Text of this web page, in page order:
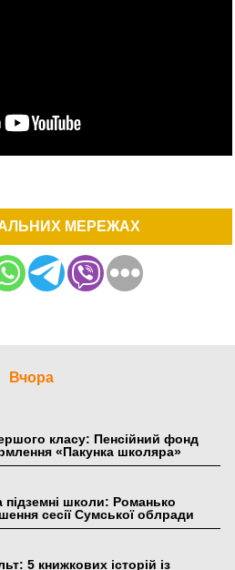
МЕРЕЖАХ
Вчора
класу: Пенсійний фонд
«Пакунка школяра»
підземні школи: Романько
сесії Сумської облради
5 книжкових історій із